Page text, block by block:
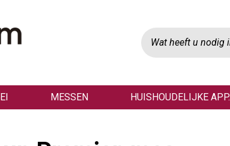
MESSEN HUISHOUDELIJKE APP.